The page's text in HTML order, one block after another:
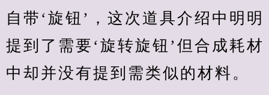
自带‘旋钮’，这次道具介绍中明明
提到了需要‘旋转旋钮’但合成耗材
中却并没有提到需类似的材料。